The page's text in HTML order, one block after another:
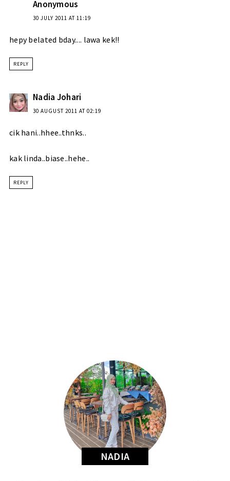
Anonymous
30 JULY 2011 AT 11:19
hepy belated bday.... lawa kek!!
REPLY
Nadia Johari
30 AUGUST 2011 AT 02:19
cik hani..hhee..thnks..
kak linda..biase..hehe..
REPLY
NADIA